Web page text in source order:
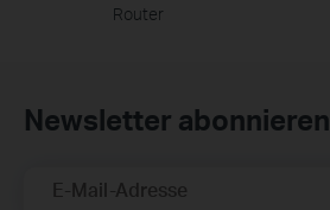
Router
Newsletter abonnieren
E-Mail-Adresse